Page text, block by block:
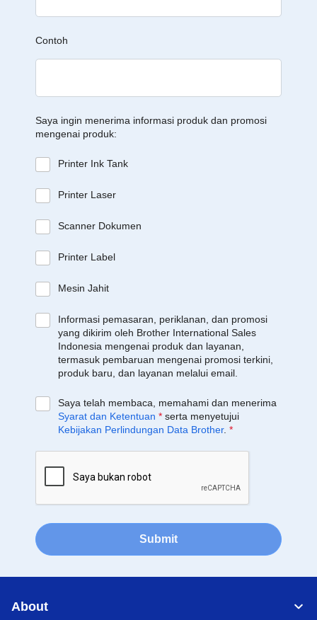
Contoh
Saya ingin menerima informasi produk dan promosi
mengenai produk:
Printer Ink Tank
Printer Laser
Scanner Dokumen
Printer Label
Mesin Jahit
Informasi pemasaran, periklanan, dan promosi
yang dikirim oleh Brother International Sales
Indonesia mengenai produk dan layanan,
termasuk pembaruan mengenai promosi terkini,
produk baru, dan layanan melalui email.
Saya telah membaca, memahami dan menerima
Syarat dan Ketentuan * serta menyetujui
Kebijakan Perlindungan Data Brother. *
Submit
About